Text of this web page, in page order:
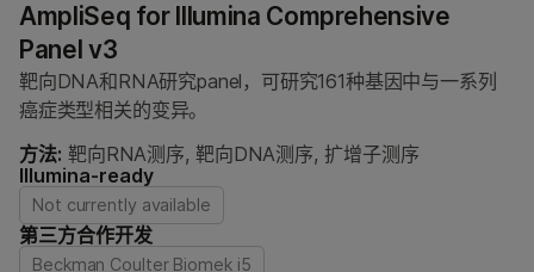
AmpliSeq for Illumina Comprehensive
Panel v3
靶向DNA和RNA研究panel，可研究161种基因中与一系列
癌症类型相关的变异。
方法: 靶向RNA测序, 靶向DNA测序, 扩增子测序
Illumina-ready
Not currently available
第三方合作开发
Beckman Coulter Biomek i5